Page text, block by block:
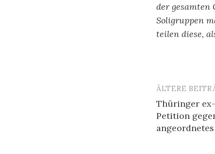
der
Soligruppen
teilen diese,
ÄLTERE
Thüringer
Petition